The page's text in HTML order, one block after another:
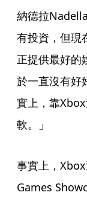
納德拉
有投資，但現
正提供最好的
於一直沒有好
實上，靠
軟。」
事實上，
Games